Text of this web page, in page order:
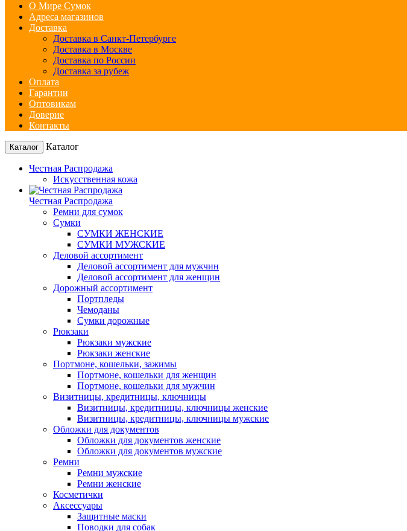
О Мире Сумок
Адреса магазинов
Доставка
Доставка в Санкт-Петербурге
Доставка в Москве
Доставка по России
Доставка за рубеж
Оплата
Гарантии
Оптовикам
Доверие
Контакты
Каталог Каталог
Честная Распродажа
Искусственная кожа
Честная Распродажа
Ремни для сумок
Сумки
СУМКИ ЖЕНСКИЕ
СУМКИ МУЖСКИЕ
Деловой ассортимент
Деловой ассортимент для мужчин
Деловой ассортимент для женщин
Дорожный ассортимент
Портпледы
Чемоданы
Сумки дорожные
Рюкзаки
Рюкзаки мужские
Рюкзаки женские
Портмоне, кошельки, зажимы
Портмоне, кошельки для женщин
Портмоне, кошельки для мужчин
Визитницы, кредитницы, ключницы
Визитницы, кредитницы, ключницы женские
Визитницы, кредитницы, ключницы мужские
Обложки для документов
Обложки для документов женские
Обложки для документов мужские
Ремни
Ремни мужские
Ремни женские
Косметички
Аксессуары
Защитные маски
Поводки для собак